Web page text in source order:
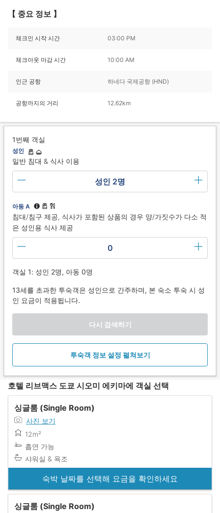
【 중요 정보 】
체크인 시작 시간 03:00 PM
체크아웃 마감 시간 10:00 AM
인근 공항 하네다 국제공항 (HND)
공항까지의 거리 12.62km
1번째 객실
성인
일반 침대 & 식사 이용
성인 2명
아동 A
침대/침구 제공, 식사가 포함된 상품의 경우 양/가짓수가 다소 적
은 성인용 식사 제공
0
객실 1: 성인 2명, 아동 0명
13세를 초과한 투숙객은 성인으로 간주하며, 본 숙소 투숙 시 성
인 요금이 적용됩니다.
다시 검색하기
투숙객 정보 설정 펼쳐보기
호텔 리브맥스 도쿄 시오미 에키마에 객실 선택
싱글룸 (Single Room)
사진 보기
12m²
흡연 가능
샤워실 & 욕조
숙박 날짜를 선택해 요금을 확인하세요
싱글룸 (Single Room)